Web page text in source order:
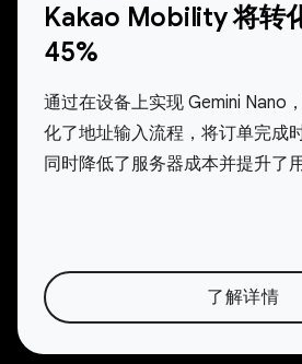
Kakao Mobility 将转
45%
通过在设备上实现 Gemini Nano
化了地址输入流程，将订单完成
同时降低了服务器成本并提升了
了解详情